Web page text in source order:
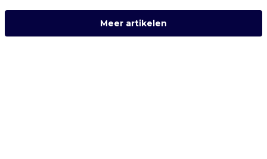
Meer artikelen